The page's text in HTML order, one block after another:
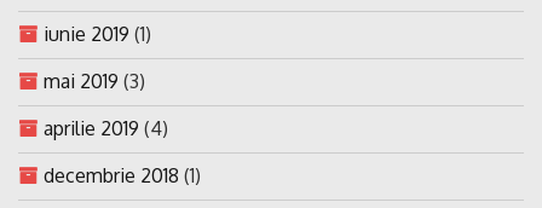
iunie 2019 (1)
mai 2019 (3)
aprilie 2019 (4)
decembrie 2018 (1)